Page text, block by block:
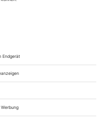
Programm, darunter die
«Der
ohne Legenden»
Gilot – Die Frau, die nein
(2013) und die...
Düsseldorf